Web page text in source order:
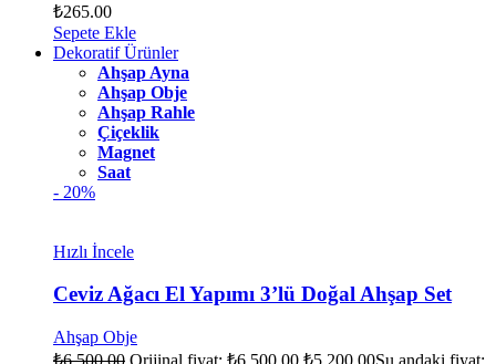
₺265.00
Sepete Ekle
Dekoratif Ürünler
Ahşap Ayna
Ahşap Obje
Ahşap Rahle
Çiçeklik
Magnet
Saat
- 20%
Hızlı İncele
Ceviz Ağacı El Yapımı 3’lü Doğal Ahşap Set
Ahşap Obje
₺6,500.00 Orijinal fiyat: ₺6,500.00. ₺5,200.00Şu andaki fiyat: